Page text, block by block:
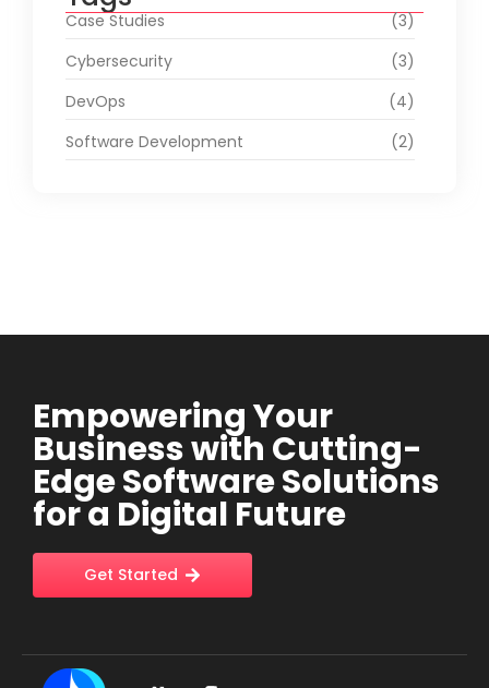
Case Studies
(3)
Cybersecurity
(3)
DevOps
(4)
Software Development
(2)
Empowering Your
Business with Cutting-
Edge Software Solutions
for a Digital Future
Get Started